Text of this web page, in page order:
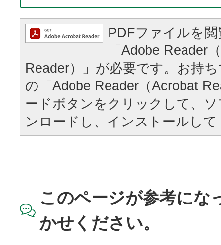
PDFファイルを
「Adobe Reader
Reader）」が必要です。お持
の「Adobe Reader（Acrobat
ードボタンをクリックして、
ンロードし、インストールし
このページが参考にな
かせください。